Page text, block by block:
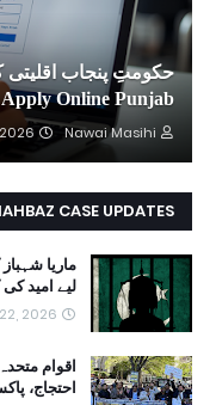
Online Punjab
Nawai Masihi
AM
CASE UPDATES
ماریا
لیے امید
2026
احتجاج،